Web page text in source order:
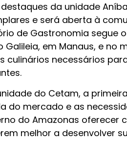
destaques da unidade
e será aberta à
de Gastronomia segue
Galileia, em Manaus, e no
culinários necessários
do Cetam, a
do mercado e as
do Amazonas oferecer
melhor a desenvolver